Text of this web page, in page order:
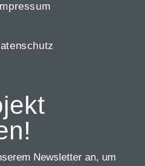
Newsletter an, um